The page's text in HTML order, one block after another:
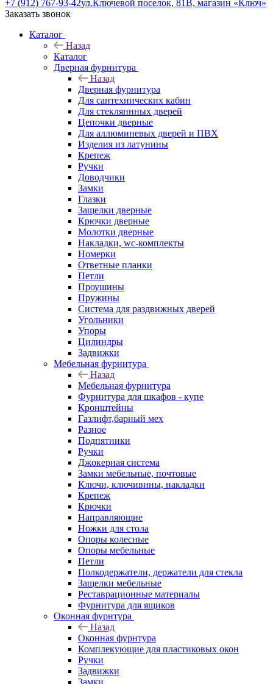
+7 (912) 767-93-42ул.Ключевой поселок, 81В, магазин «Ключ»
Заказать звонок
Каталог
Назад
Каталог
Дверная фурнитура
Назад
Дверная фурнитура
Для сантехнических кабин
Для стекляннных дверей
Цепочки дверные
Для аллюминевых дверей и ПВХ
Изделия из латунины
Крепеж
Ручки
Доводчики
Замки
Глазки
Защелки дверные
Крючки дверные
Молотки дверные
Накладки, wc-комплекты
Номерки
Ответные планки
Петли
Проушины
Пружины
Система для раздвижных дверей
Угольники
Упоры
Цилиндры
Задвижки
Мебельная фурнитура
Назад
Мебельная фурнитура
Фурнитура для шкафов - купе
Кронштейны
Газлифт,барный мех
Разное
Подпятники
Ручки
Джокерная система
Замки мебельные, почтовые
Ключи, ключивины, накладки
Крепеж
Крючки
Направляющие
Ножки для стола
Опоры колесные
Опоры мебельные
Петли
Полкодержатели, держатели для стекла
Защелки мебельные
Реставрационные материалы
Фурнитура для ящиков
Оконная фурнтура
Назад
Оконная фурнтура
Комплекующие для пластиковых окон
Ручки
Задвижки
Замки